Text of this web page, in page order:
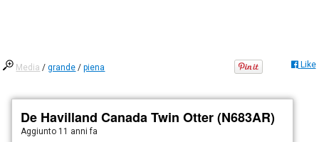
Media /grande /piena Like
De Havilland Canada Twin Otter (N683AR)
Aggiunto 11 anni fa